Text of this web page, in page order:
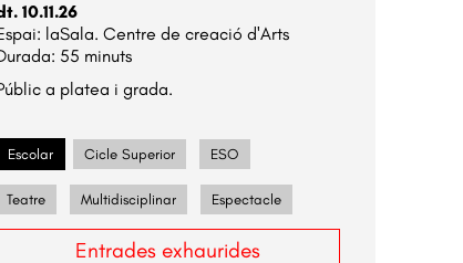
10.11.26
laSala. Centre de creació d'Arts
55 minuts
a platea i grada.
Escolar Cicle Superior ESO
Teatre Multidisciplinar Espectacle
Entrades exhaurides